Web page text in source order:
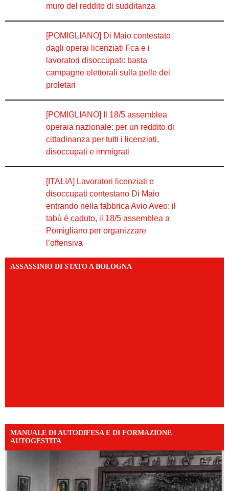
muro del reddito di sudditanza
[POMIGLIANO] Di Maio contestato
dagli operai licenziati Fca e i
lavoratori disoccupati: basta
campagne elettorali sulla pelle dei
proletari
[POMIGLIANO] Il 18/5 assemblea
operaia nazionale: per un reddito di
cittadinanza per tutti i licenziati,
disoccupati e immigrati
[ITALIA] Lavoratori licenziati e
disoccupati contestano Di Maio
entrando nella fabbrica Avio Aveo: il
tabù é caduto, il 18/5 assemblea a
Pomigliano per organizzare
l’offensiva
ASSASSINIO DI STATO A BOLOGNA
MANUALE DI AUTODIFESA E DI FORMAZIONE
AUTOGESTITA